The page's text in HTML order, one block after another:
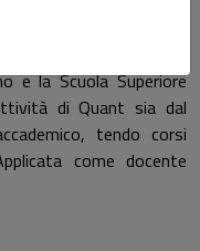
e la Scuola Superiore
di Quant sia dal
tendo corsi
come docente